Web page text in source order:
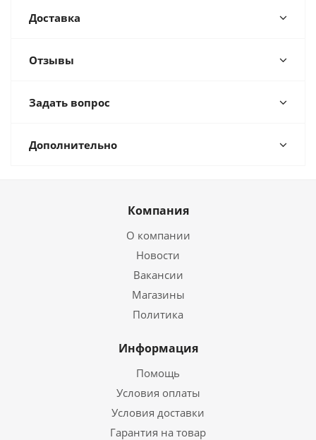
Доставка
Отзывы
Задать вопрос
Дополнительно
Компания
О компании
Новости
Вакансии
Магазины
Политика
Информация
Помощь
Условия оплаты
Условия доставки
Гарантия на товар